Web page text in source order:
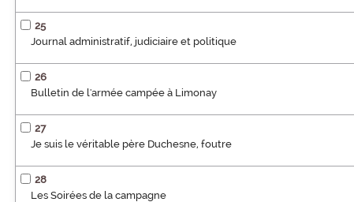
25
Journal administratif, judiciaire et politique
26
Bulletin de l'armée campée à Limonay
27
Je suis le véritable père Duchesne, foutre
28
Les Soirées de la campagne